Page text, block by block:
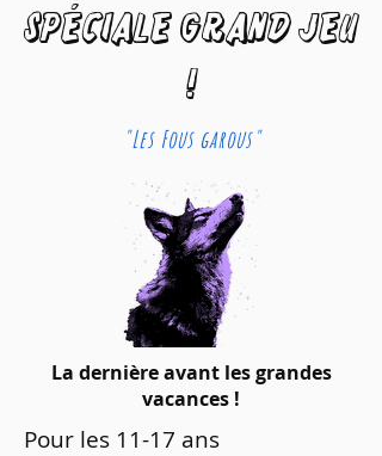
Spéciale grand jeu
!
"Les Fous garous"
La dernière avant les grandes
vacances !
Pour les 11-17 ans